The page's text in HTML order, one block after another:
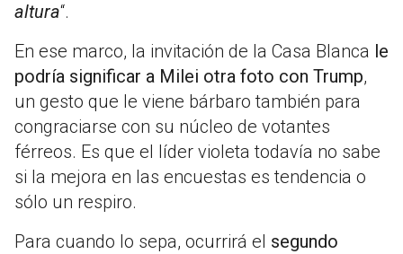
altura“.
En ese marco, la invitación de la Casa Blanca le
podría significar a Milei otra foto con Trump,
un gesto que le viene bárbaro también para
congraciarse con su núcleo de votantes
férreos. Es que el líder violeta todavía no sabe
si la mejora en las encuestas es tendencia o
sólo un respiro.
Para cuando lo sepa, ocurrirá el segundo